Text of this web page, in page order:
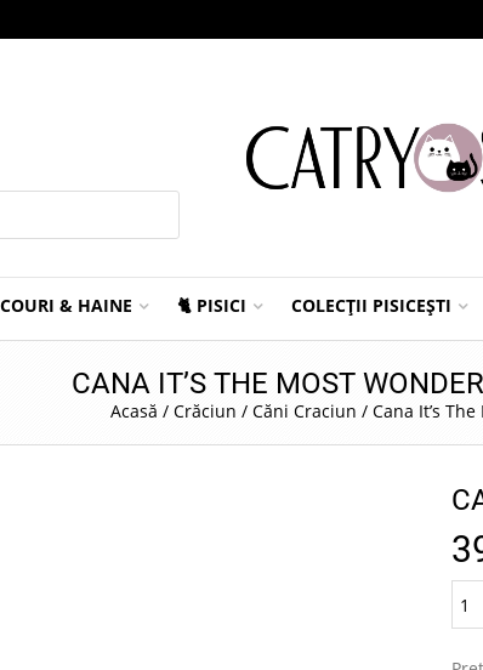
& HAINE 🐈 PISICI COLECȚII PISICEȘTI
CANA IT’S THE MOST
Acasă / Crăciun / Căni Craciun / Cana It’s